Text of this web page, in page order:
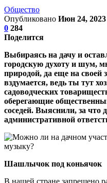
Общество
Опубликовано Июн 24, 2023
0 284
Поделится
Выбираясь на дачу и
городскую духоту и шум,
природой, да еще на своей
вздумается, ведь ты тут
садоводческих
оберегающие
соседей. Выяснили, за что
административной
Шашлычок под коньячок
В нашей стране запрещено